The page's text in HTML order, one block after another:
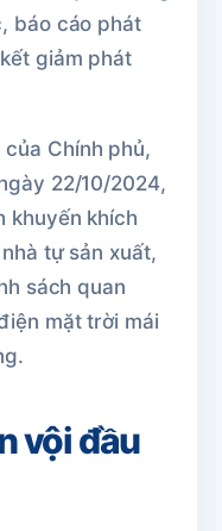
báo cáo phát
giảm phát
Chính phủ,
22/10/2024,
khuyến khích
tự sản xuất,
sách quan
mặt trời mái
vội đầu